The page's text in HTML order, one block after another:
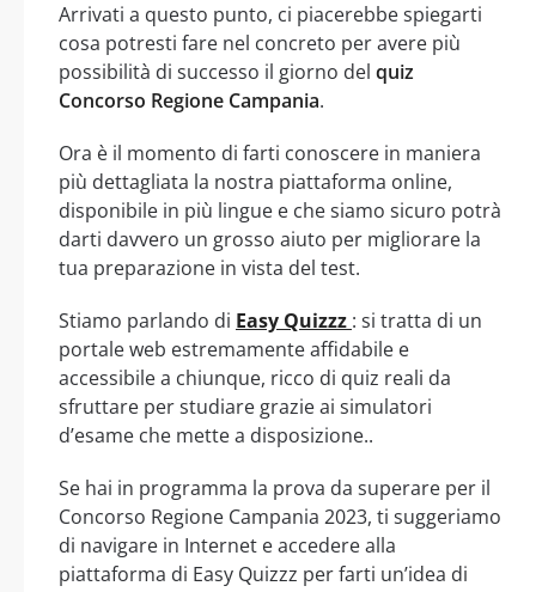
Arrivati a questo punto, ci piacerebbe spiegarti
cosa potresti fare nel concreto per avere più
possibilità di successo il giorno del quiz
Concorso Regione Campania.
Ora è il momento di farti conoscere in maniera
più dettagliata la nostra piattaforma online,
disponibile in più lingue e che siamo sicuro potrà
darti davvero un grosso aiuto per migliorare la
tua preparazione in vista del test.
Stiamo parlando di Easy Quizzz : si tratta di un
portale web estremamente affidabile e
accessibile a chiunque, ricco di quiz reali da
sfruttare per studiare grazie ai simulatori
d’esame che mette a disposizione..
Se hai in programma la prova da superare per il
Concorso Regione Campania 2023, ti suggeriamo
di navigare in Internet e accedere alla
piattaforma di Easy Quizzz per farti un’idea di